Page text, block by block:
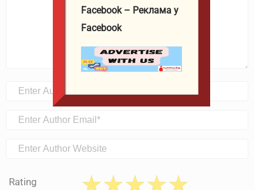
Rating
Facebook – Реклама у
Facebook